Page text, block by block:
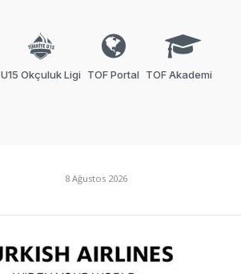
U15 Okçuluk Ligi TOF Portal TOF Akademi
8 Ağustos 2026